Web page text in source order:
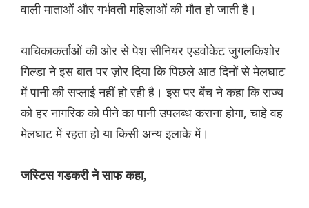
वाली माताओं और गर्भवती महिलाओं की मौत हो जाती है।
याचिकाकर्ताओं की ओर से पेश सीनियर एडवोकेट जुगलकिशोर
गिल्डा ने इस बात पर ज़ोर दिया कि पिछले आठ दिनों से मेलघाट
में पानी की सप्लाई नहीं हो रही है। इस पर बेंच ने कहा कि राज्य
को हर नागरिक को पीने का पानी उपलब्ध कराना होगा, चाहे वह
मेलघाट में रहता हो या किसी अन्य इलाके में।
जस्टिस गडकरी ने साफ कहा,